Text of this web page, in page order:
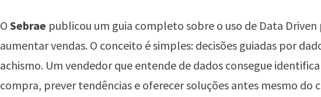
O Sebrae publicou um guia completo sobre o uso de Data Driven
aumentar vendas. O conceito é simples: decisões guiadas por
achismo. Um vendedor que entende de dados consegue
compra, prever tendências e oferecer soluções antes mesmo do